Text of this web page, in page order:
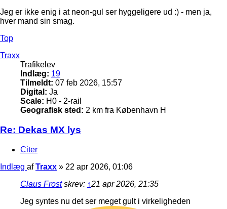
Jeg er ikke enig i at neon-gul ser hyggeligere ud :) - men ja,
hver mand sin smag.
Top
Traxx
Trafikelev
Indlæg: 19
Tilmeldt: 07 feb 2026, 15:57
Digital: Ja
Scale: H0 - 2-rail
Geografisk sted: 2 km fra København H
Re: Dekas MX lys
Citer
Indlæg afTraxx » 22 apr 2026, 01:06
Claus Frostskrev: ↑21 apr 2026, 21:35
Jeg syntes nu det ser meget gult i virkeligheden